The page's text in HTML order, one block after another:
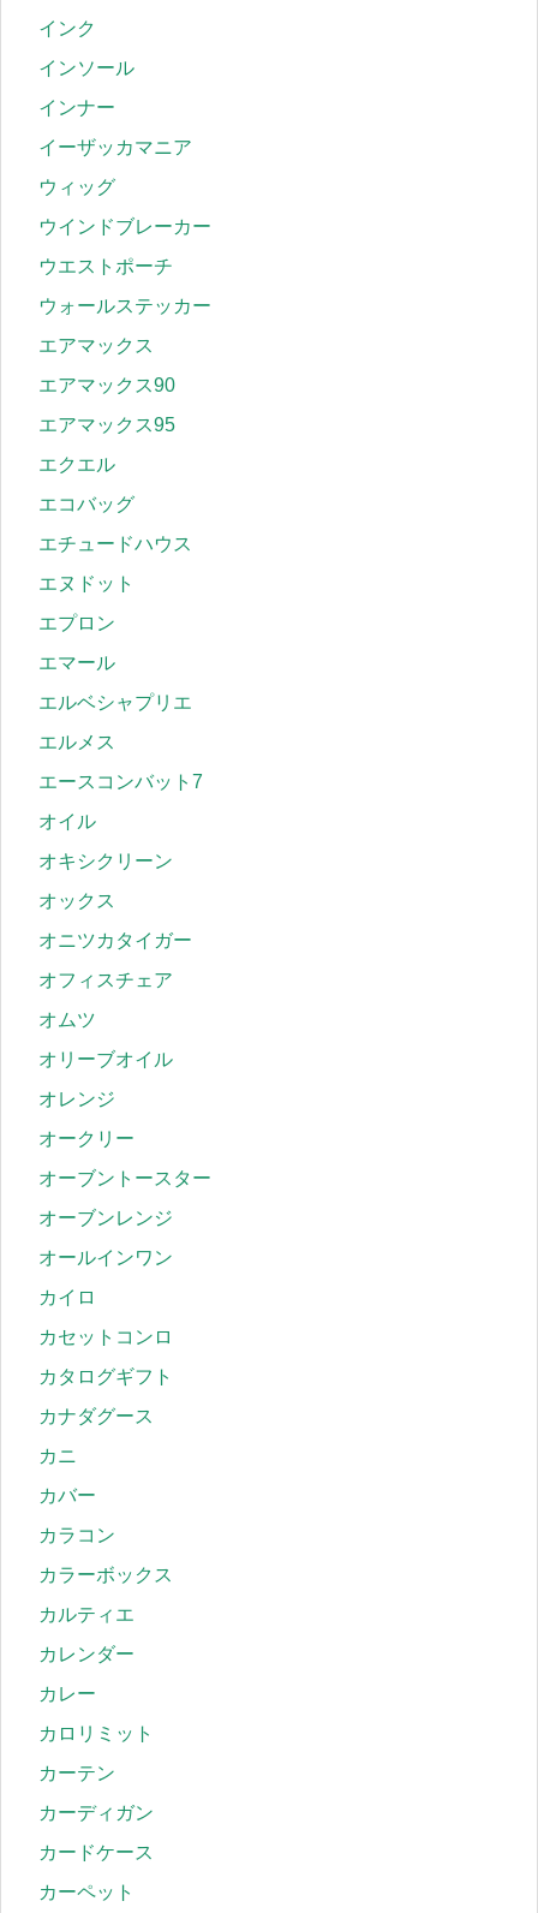
インク
インソール
インナー
イーザッカマニア
ウィッグ
ウインドブレーカー
ウエストポーチ
ウォールステッカー
エアマックス
エアマックス90
エアマックス95
エクエル
エコバッグ
エチュードハウス
エヌドット
エプロン
エマール
エルベシャプリエ
エルメス
エースコンバット7
オイル
オキシクリーン
オックス
オニツカタイガー
オフィスチェア
オムツ
オリーブオイル
オレンジ
オークリー
オーブントースター
オーブンレンジ
オールインワン
カイロ
カセットコンロ
カタログギフト
カナダグース
カニ
カバー
カラコン
カラーボックス
カルティエ
カレンダー
カレー
カロリミット
カーテン
カーディガン
カードケース
カーペット